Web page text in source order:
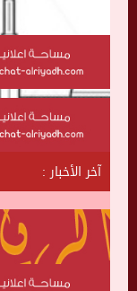
آخر الأخبار :